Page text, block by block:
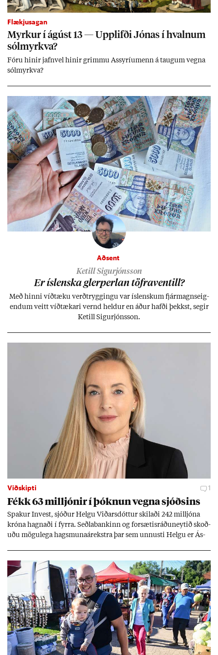
Flækjusagan
Myrk­ur í ág­úst 13 — Upp­lifði Jón­as í hvaln­um
sól­myrkva?
Fóru hinir jafn­vel hinir grimmu Ass­yríu­menn á taug­um vegna
sól­myrkva?
Aðsent
Ketill Sigurjónsson
Er ís­lenska glerperl­an töfra­ventill?
Með hinni víð­tæku verð­trygg­ingu var ís­lensk­um fjár­magns­eig­
end­um veitt víð­tæk­ari vernd held­ur en áð­ur hafði þekkst, seg­ir
Ketill Sig­ur­jóns­son.
Viðskipti 1
Fékk 63 millj­ón­ir í þókn­un vegna sjóðs­ins
Spak­ur In­vest, sjóð­ur Helgu Við­ars­dótt­ur skil­aði 242 millj­óna
króna hagn­aði í fyrra. Seðla­bank­inn og for­sæt­is­ráðu­neyt­ið skoð­
uðu mögu­lega hags­muna­árekstra þar sem unnusti Helgu er Ás­